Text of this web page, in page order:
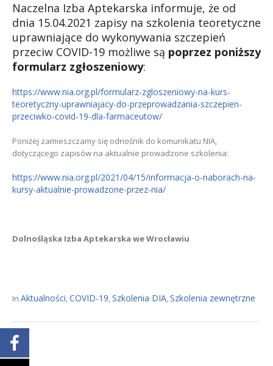
Naczelna Izba Aptekarska informuje, że od
dnia 15.04.2021 zapisy na szkolenia teoretyczne
uprawniające do wykonywania szczepień
przeciw COVID-19 możliwe są poprzez poniższy
formularz zgłoszeniowy:
https://www.nia.org.pl/formularz-zgloszeniowy-na-kurs-
teoretyczny-uprawniajacy-do-przeprowadzania-szczepien-
przeciwko-covid-19-dla-farmaceutow/
Poniżej zamieszczamy się odnośnik do komunikatu NIA,
dotyczącego zapisów na aktualnie prowadzone szkolenia:
https://www.nia.org.pl/2021/04/15/informacja-o-naborach-na-
kursy-aktualnie-prowadzone-przez-nia/
Dolnośląska Izba Aptekarska we Wrocławiu
In Aktualności,COVID-19,Szkolenia DIA,Szkolenia zewnętrzne